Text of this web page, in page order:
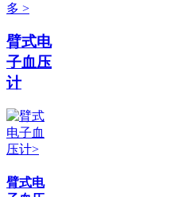
多 >
臂式电
子血压
计
臂式电